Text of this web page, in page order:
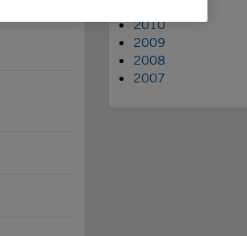
2010
2009
2008
2007